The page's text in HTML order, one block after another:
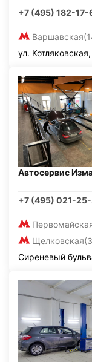
+7 (495) 182-17-
Варшавская
ул.
Автосервис
+7 (495) 021-
Щелковская
Сиреневый